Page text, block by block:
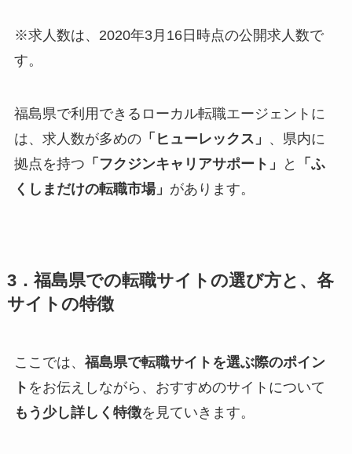
※求人数は、2020年3月16日時点の公開求人数で
す。
福島県で利用できるローカル転職エージェントに
は、求人数が多めの「ヒューレックス」 、県内に
拠点を持つ 「フクジンキャリアサポート」 と
「ふ
くしまだけの転職市場」 があります。
3．福島県での転職サイトの選び方と、各
サイトの特徴
ここでは、 福島県で転職サイトを選ぶ際のポイン
ト をお伝えしながら、おすすめのサイトについて
もう少し詳しく特徴を見ていきます。